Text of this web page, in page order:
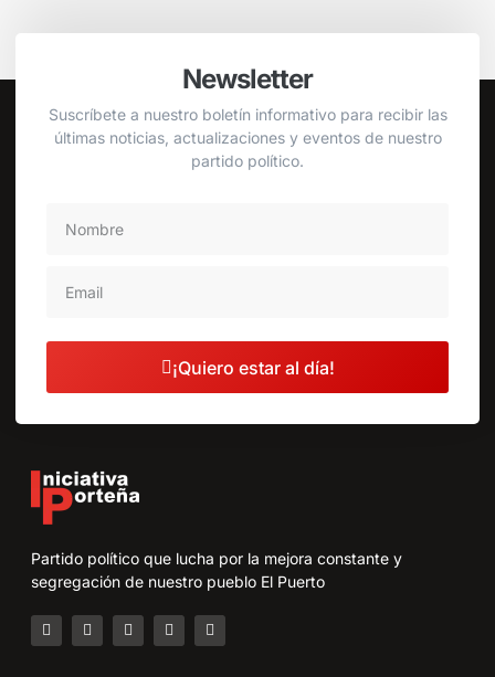
Newsletter
Suscríbete a nuestro boletín informativo para recibir las
últimas noticias, actualizaciones y eventos de nuestro
partido político.
¡Quiero estar al día!
Partido político que lucha por la mejora constante y
segregación de nuestro pueblo El Puerto